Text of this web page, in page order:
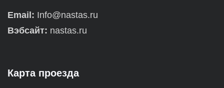
Email: Info@nastas.ru
Вэбсайт: nastas.ru
Карта проезда